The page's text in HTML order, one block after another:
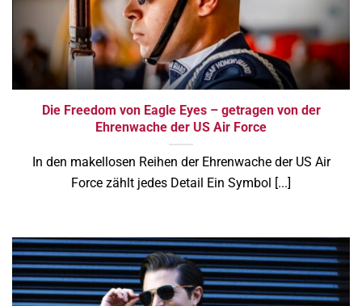
Die Freedom von Eagle Eyes – getragen von der
Ehrenwache der US Air Force
In den makellosen Reihen der Ehrenwache der US Air
Force zählt jedes Detail Ein Symbol [...]